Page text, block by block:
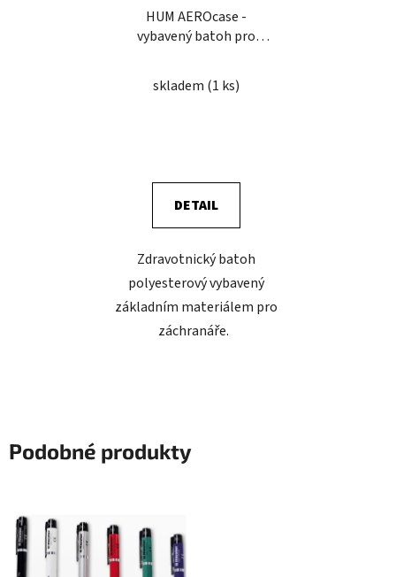
HUM AEROcase -
vybavený batoh pro
skladem (1 ks)
DETAIL
Zdravotnický batoh
polyesterový vybavený
základním materiálem pro
záchranáře.
Podobné produkty